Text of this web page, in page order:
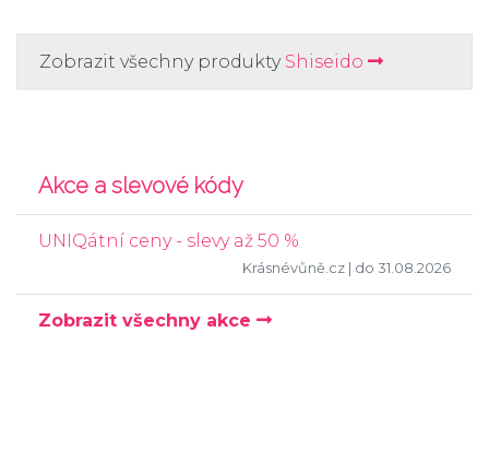
Zobrazit všechny produkty Shiseido
Akce a slevové kódy
UNIQátní ceny - slevy až 50 %
Krásnévůně.cz | do 31.08.2026
Zobrazit všechny akce